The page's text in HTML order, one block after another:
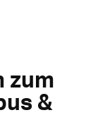
zum
&